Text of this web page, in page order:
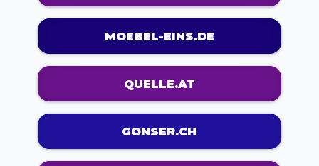
MOEBEL-EINS.DE
QUELLE.AT
GONSER.CH